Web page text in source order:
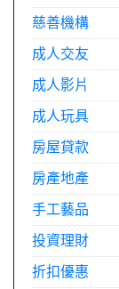
慈善機構
成人交友
成人影片
成人玩具
房屋貸款
房產地產
手工藝品
投資理財
折扣優惠